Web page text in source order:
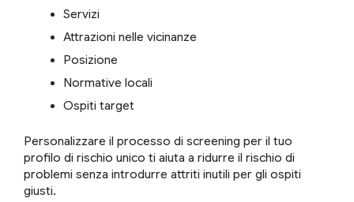
Servizi
Attrazioni nelle vicinanze
Posizione
Normative locali
Ospiti target
Personalizzare il processo di screening per il tuo
profilo di rischio unico ti aiuta a ridurre il rischio di
problemi senza introdurre attriti inutili per gli ospiti
giusti.